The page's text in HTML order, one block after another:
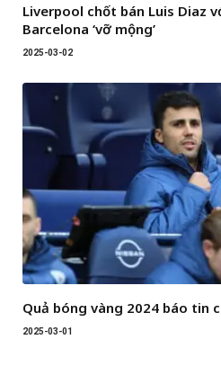
Liverpool chốt bán Luis Diaz
Barcelona ‘vỡ mộng’
2025-03-02
Quả bóng vàng 2024 báo tin
2025-03-01